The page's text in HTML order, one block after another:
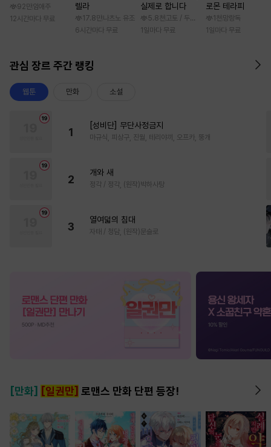
92만 임애주
12시간마다 무료
렐라
17.8만 나츠노 유조
6시간마다 무료
실제로 합니다
5.8천 고토 / 두나래
1일마다 무료
로몬 테라피
1천 망랑독
1일마다 무료
관심 장르 주간 랭킹
웹툰 만화 소설
1
[성비단] 무단사정금지
마규식, 피상구, 진월, 테리야끼, 오프카, 뚱개
2
개와 새
정각 / 정각, (원작)박하사탕
3
열여덟의 침대
자태 / 청담, (원작)문슬로
[만화] [일권만] 로맨스 만화 단편 등장!